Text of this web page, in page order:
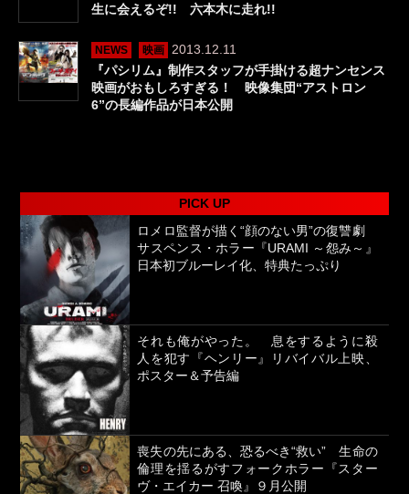
生に会えるぞ!! 六本木に走れ!!
NEWS 映画
2013.12.11
『パシリム』制作スタッフが手掛ける超ナンセンス
映画がおもしろすぎる！ 映像集団“アストロン
6”の長編作品が日本公開
PICK UP
ロメロ監督が描く“顔のない男”の復讐劇
サスペンス・ホラー『URAMI ～怨み～』
日本初ブルーレイ化、特典たっぷり
それも俺がやった。 息をするように殺
人を犯す『ヘンリー』リバイバル上映、
ポスター＆予告編
喪失の先にある、恐るべき“救い” 生命の
倫理を揺るがすフォークホラー『スター
ヴ・エイカー 召喚』９月公開